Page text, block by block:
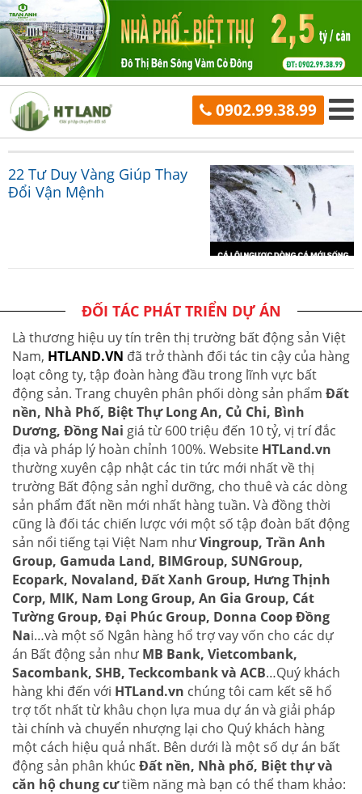
0902.99.38.99
22 Tư Duy Vàng Giúp Thay
Đổi Vận Mệnh
ĐỐI TÁC PHÁT TRIỂN DỰ ÁN
Là thương hiệu uy tín trên thị trường bất động sản Việt
Nam, HTLAND.VN đã trở thành đối tác tin cậy của hàng
loạt công ty, tập đoàn hàng đầu trong lĩnh vực bất
động sản. Trang chuyên phân phối dòng sản phẩm Đất
nền, Nhà Phố, Biệt Thự Long An, Củ Chi, Bình
Dương, Đồng Nai giá từ 600 triệu đến 10 tỷ, vị trí đắc
địa và pháp lý hoàn chỉnh 100%. Website HTLand.vn
thường xuyên cập nhật các tin tức mới nhất về thị
trường Bất động sản nghỉ dưỡng, cho thuê và các dòng
sản phẩm đất nền mới nhất hàng tuần. Và đồng thời
cũng là đối tác chiến lược với một số tập đoàn bất động
sản nổi tiếng tại Việt Nam nhưVingroup, Trần Anh
Group, Gamuda Land, BIMGroup, SUNGroup,
Ecopark, Novaland, Đất Xanh Group, Hưng Thịnh
Corp, MIK, Nam Long Group, An Gia Group, Cát
Tường Group, Đại Phúc Group, Donna Coop Đồng
Nai…và một số Ngân hàng hổ trợ vay vốn cho các dự
án Bất động sản như MB Bank, Vietcombank,
Sacombank, SHB, Teckcombank và ACB…Quý khách
hàng khi đến với HTLand.vn chúng tôi cam kết sẽ hổ
trợ tốt nhất từ khâu chọn lựa mua dự án và giải pháp
tài chính và chuyển nhượng lại cho Quý khách hàng
một cách hiệu quả nhất. Bên dưới là một số dự án bất
động sản phân khúc Đất nền, Nhà phố, Biệt thự và
căn hộ chung cưtiềm năng mà bạn có thể tham khảo: